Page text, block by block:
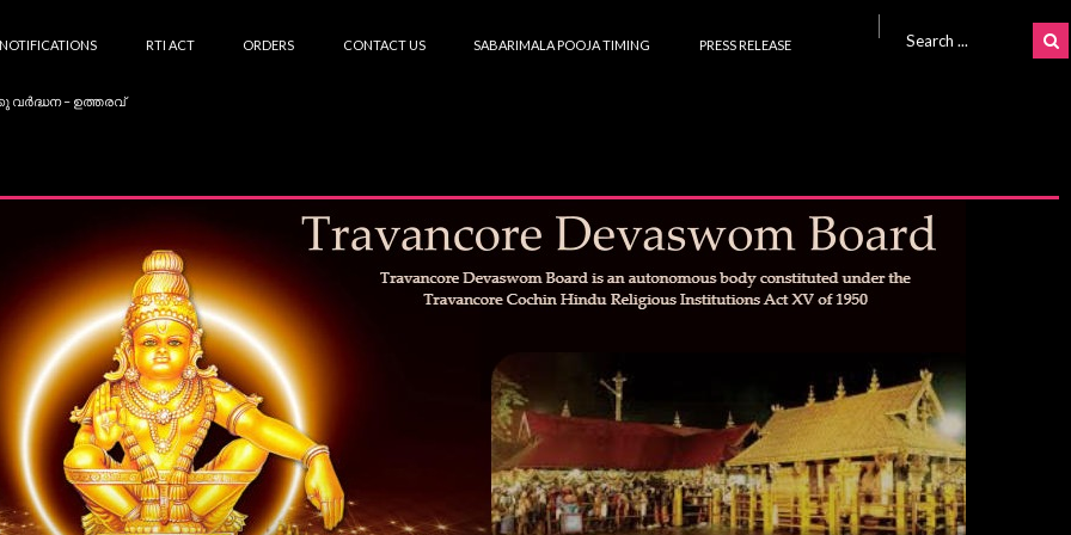
NOTIFICATIONS RTI ACT ORDERS CONTACT US SABARIMALA POOJA TIMING PRESS RELEASE
വർദ്ധന – ഉത്തരവ്